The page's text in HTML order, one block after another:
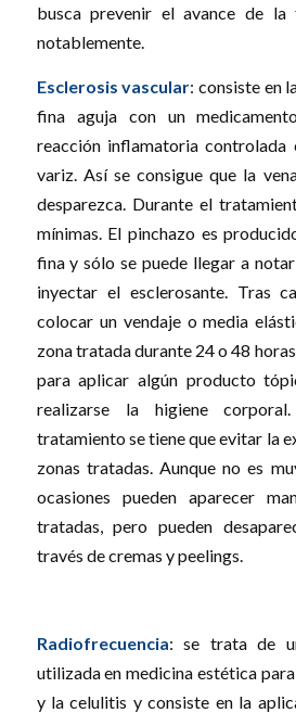
busca prevenir el avance de
notablemente.
Esclerosis vascular: consiste en
fina aguja con un
reacción inflamatoria controlada
variz. Así se consigue que la
desparezca. Durante el
mínimas. El pinchazo es
fina y sólo se puede llegar a
inyectar el esclerosante. Tras
colocar un vendaje o media
zona tratada durante 24 o 48
para aplicar algún producto
realizarse la higiene
tratamiento se tiene que evitar la
zonas tratadas. Aunque no es
ocasiones pueden aparecer
tratadas, pero pueden
través de cremas y peelings.
Radiofrecuencia: se trata de
utilizada en medicina estética
y la celulitis y consiste en la